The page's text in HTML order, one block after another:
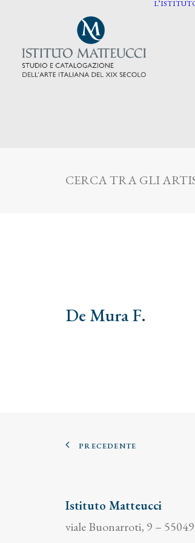
CERCA TRA GLI
De Mura F.
PRECEDENTE
Istituto Matteucci
viale Buonarroti, 9 – 55049